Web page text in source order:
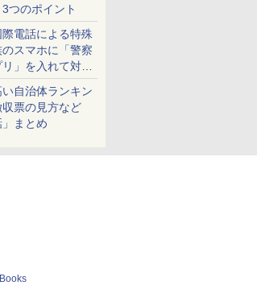
つのポイント
電話による特殊
スマホに「警察
」を入れて対策
自治体ランキン
票の見方など
」まとめ